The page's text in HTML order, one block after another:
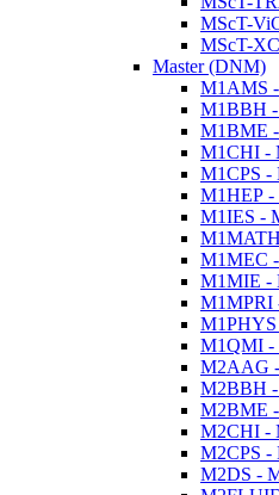
MScT-
MScT-
Master (DNM)
M1AMS -
M1BBH -
M1BME
M1CHI -
M1CPS -
M1HEP -
M1IES -
M1MEC
M1MIE -
M1MPRI
M1PHYS
M1QMI -
M2AAG -
M2BBH -
M2BME
M2CHI -
M2CPS -
M2DS -